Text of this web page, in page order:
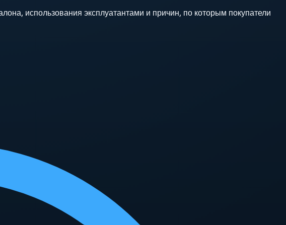
использования эксплуатантами и причин, по которым покупатели